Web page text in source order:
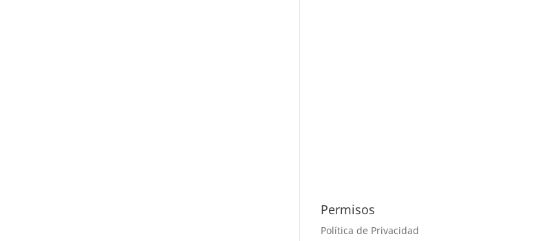
Permisos
Política de Privacidad